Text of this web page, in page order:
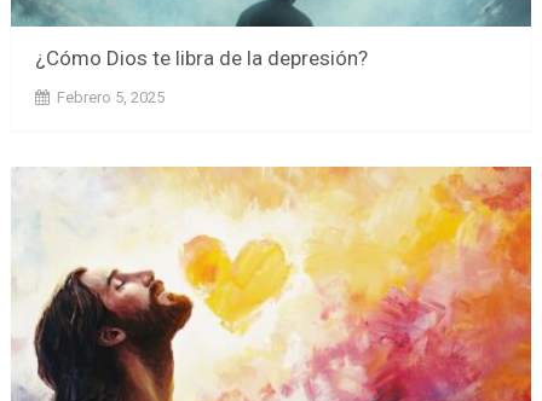
¿Cómo Dios te libra de la depresión?
Febrero 5, 2025